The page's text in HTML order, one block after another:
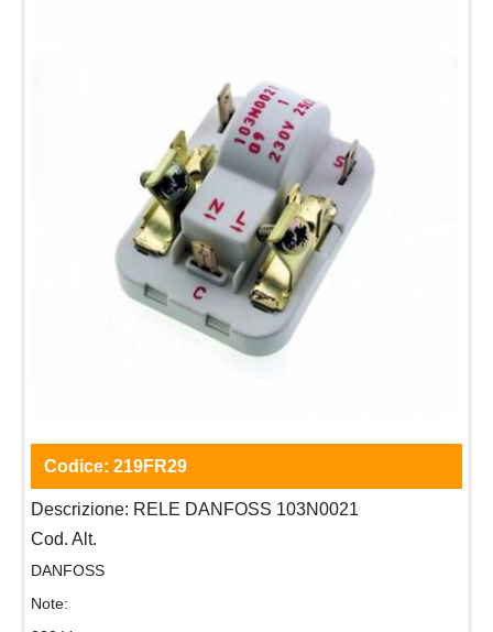
Codice: 219FR29
Descrizione: RELE DANFOSS 103N0021
Cod. Alt.
DANFOSS
Note: